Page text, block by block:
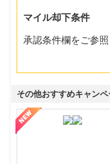
マイル却下条件
承認条件欄をご参
その他おすすめキャン